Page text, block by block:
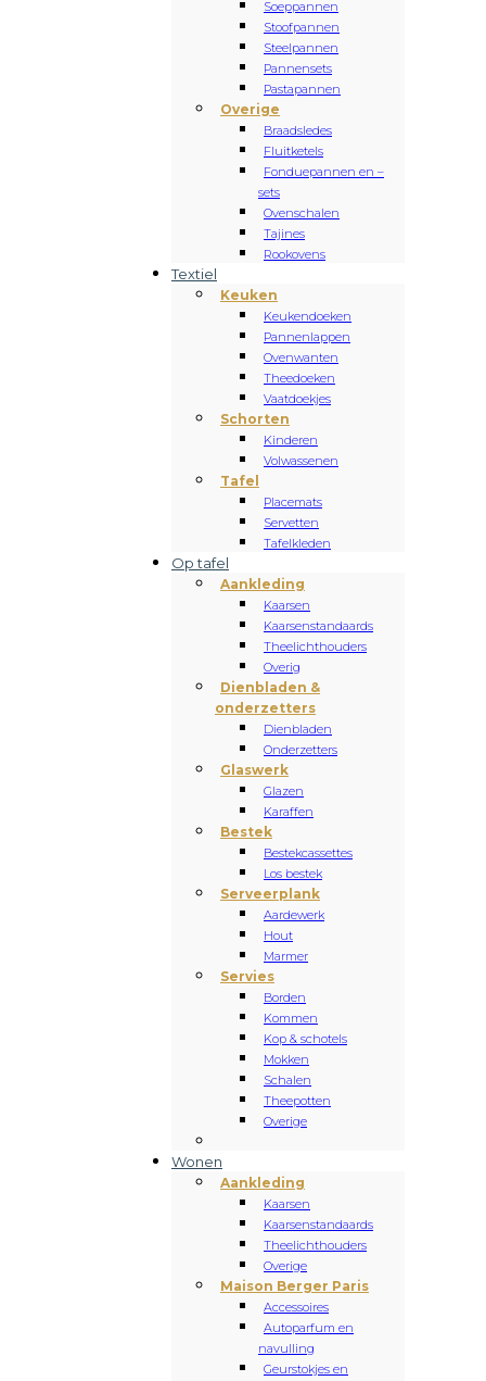
Soeppannen
Stoofpannen
Steelpannen
Pannensets
Pastapannen
Overige
Braadsledes
Fluitketels
Fonduepannen en –
sets
Ovenschalen
Tajines
Rookovens
Textiel
Keuken
Keukendoeken
Pannenlappen
Ovenwanten
Theedoeken
Vaatdoekjes
Schorten
Kinderen
Volwassenen
Tafel
Placemats
Servetten
Tafelkleden
Op tafel
Aankleding
Kaarsen
Kaarsenstandaards
Theelichthouders
Overig
Dienbladen &
onderzetters
Dienbladen
Onderzetters
Glaswerk
Glazen
Karaffen
Bestek
Bestekcassettes
Los bestek
Serveerplank
Aardewerk
Hout
Marmer
Servies
Borden
Kommen
Kop & schotels
Mokken
Schalen
Theepotten
Overige
Wonen
Aankleding
Kaarsen
Kaarsenstandaards
Theelichthouders
Overige
Maison Berger Paris
Accessoires
Autoparfum en
navulling
Geurstokjes en